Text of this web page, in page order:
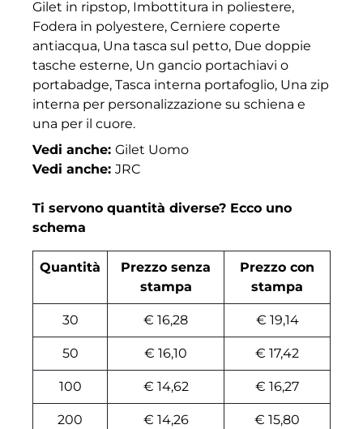
Gilet in ripstop, Imbottitura in poliestere,
Fodera in polyestere, Cerniere coperte
antiacqua, Una tasca sul petto, Due doppie
tasche esterne, Un gancio portachiavi o
portabadge, Tasca interna portafoglio, Una zip
interna per personalizzazione su schiena e
una per il cuore.
Vedi anche: Gilet Uomo
Vedi anche: JRC
Ti servono quantità diverse? Ecco uno
schema
Quantità
Prezzo senza
stampa
Prezzo con
stampa
30 € 16,28 € 19,14
50 € 16,10 € 17,42
100 € 14,62 € 16,27
200 € 14,26 € 15,80